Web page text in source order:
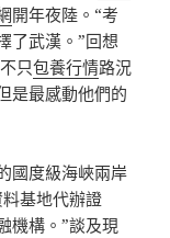
開年夜陸。“考
了武漢。”回想
只包養行情路況
是最感動他們的
國度級海峽兩岸
基地代辦證
機構。”談及現